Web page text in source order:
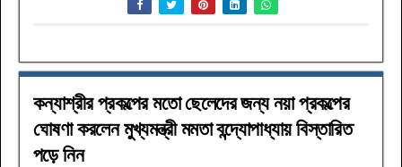
কন্যাশ্রীর প্রকল্পের মতো ছেলেদের জন্য নয়া প্রকল্পের
ঘোষণা করলেন মুখ্যমন্ত্রী মমতা বন্দ্যোপাধ্যায় বিস্তারিত
পড়ে নিন